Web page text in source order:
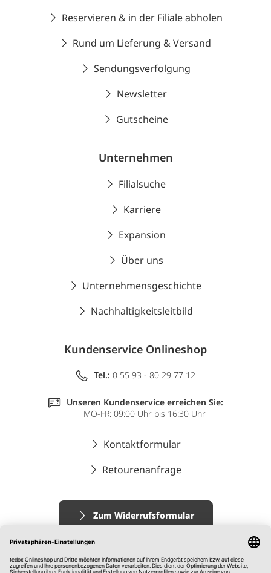
Reservieren & in der Filiale abholen
Rund um Lieferung & Versand
Sendungsverfolgung
Newsletter
Gutscheine
Unternehmen
Filialsuche
Karriere
Expansion
Über uns
Unternehmensgeschichte
Nachhaltigkeitsleitbild
Kundenservice Onlineshop
Tel.: 0 55 93 - 80 29 77 12
Unseren Kundenservice erreichen Sie:
MO-FR: 09:00 Uhr bis 16:30 Uhr
Kontaktformular
Retourenanfrage
Zum Widerrufsformular
Impressum